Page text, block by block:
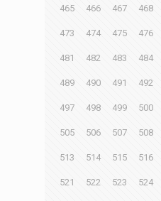
465 466 467 468
473 474 475 476
481 482 483 484
489 490 491 492
497 498 499 500
505 506 507 508
513 514 515 516
521 522 523 524